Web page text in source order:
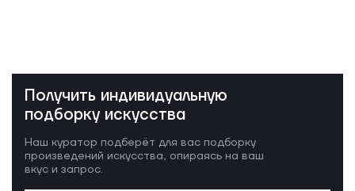
Получить индивидуальную
подборку искусства
Наш куратор подберёт для вас подборку
произведений искусства, опираясь на ваш
вкус и запрос.